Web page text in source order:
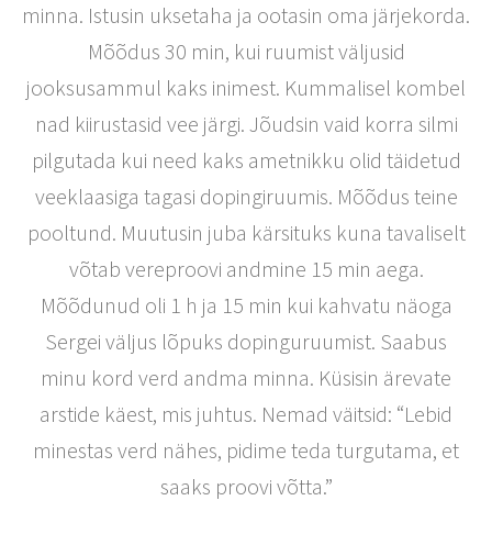
minna. Istusin uksetaha ja ootasin oma järjekorda.
Mõõdus 30 min, kui ruumist väljusid
jooksusammul kaks inimest. Kummalisel kombel
nad kiirustasid vee järgi. Jõudsin vaid korra silmi
pilgutada kui need kaks ametnikku olid täidetud
veeklaasiga tagasi dopingiruumis. Mõõdus teine
pooltund. Muutusin juba kärsituks kuna tavaliselt
võtab vereproovi andmine 15 min aega.
Mõõdunud oli 1 h ja 15 min kui kahvatu näoga
Sergei väljus lõpuks dopinguruumist. Saabus
minu kord verd andma minna. Küsisin ärevate
arstide käest, mis juhtus. Nemad väitsid: “Lebid
minestas verd nähes, pidime teda turgutama, et
saaks proovi võtta.”